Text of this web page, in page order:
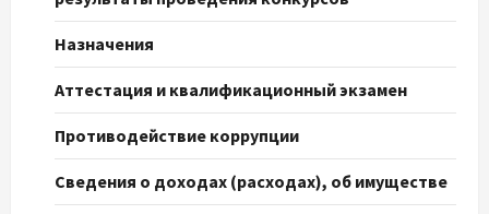
Назначения
Аттестация и квалификационный экзамен
Противодействие коррупции
Сведения о доходах (расходах), об имуществе